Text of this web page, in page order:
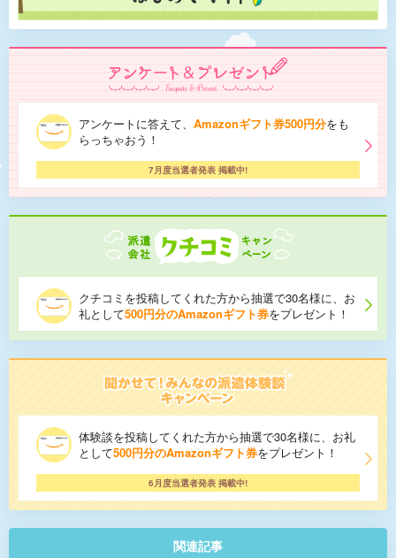
アンケートに答えて、 Amazonギフト券500円分をも
らっちゃおう！
7月度当選者発表 掲載中!
クチコミを投稿してくれた方から抽選で30名様に、お
礼として500円分のAmazonギフト券をプレゼント！
体験談を投稿してくれた方から抽選で30名様に、お礼
として500円分のAmazonギフト券をプレゼント！
6月度当選者発表 掲載中!
関連記事